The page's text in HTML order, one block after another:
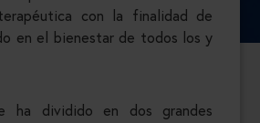
con la finalidad de
en el bienestar de todos los y
ha dividido en dos grandes